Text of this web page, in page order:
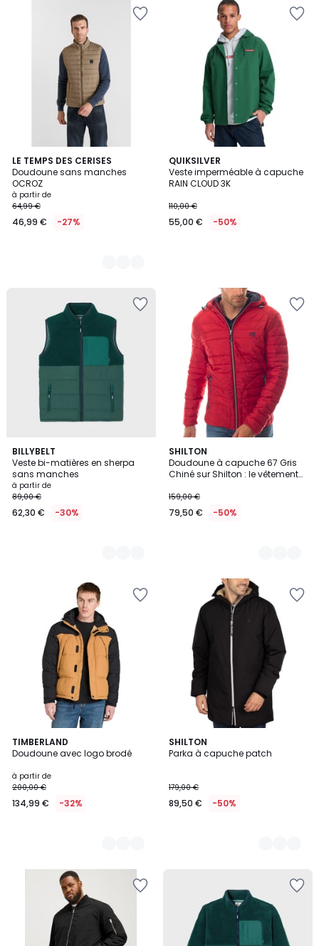
LE TEMPS DES CERISES
Doudoune sans manches
OCROZ
à partir de
64,99 €
46,99 € -27%
4
Couleurs
QUIKSILVER
Veste imperméable à capuche
RAIN CLOUD 3K
110,00 €
55,00 € -50%
BILLYBELT
Veste bi-matières en sherpa
sans manches
à partir de
89,00 €
62,30 € -30%
4
Couleurs
SHILTON
Doudoune à capuche 67 Gris
Chiné sur Shilton : le vêtement
159,00 €
79,50 € -50%
2
Couleurs
TIMBERLAND
Doudoune avec logo brodé
à partir de
200,00 €
134,99 € -32%
3
Couleurs
SHILTON
Parka à capuche patch
179,00 €
89,50 € -50%
5
Couleurs